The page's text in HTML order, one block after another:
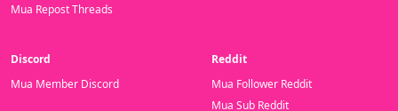
Mua Repost Threads
Discord
Mua Member Discord
Reddit
Mua Follower Reddit
Mua Sub Reddit